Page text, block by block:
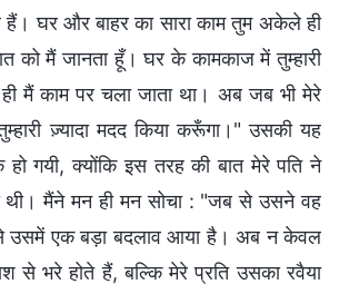
हैं। घर और बाहर का सारा काम तुम अकेले ही
को मैं जानता हूँ। घर के कामकाज में तुम्हारी
ही मैं काम पर चला जाता था। अब जब भी मेरे
ज़्यादा मदद किया करूँगा।" उसकी यह
गयी, क्योंकि इस तरह की बात मेरे पति ने
थी। मैंने मन ही मन सोचा : "जब से उसने वह
उसमें एक बड़ा बदलाव आया है। अब न केवल
से भरे होते हैं, बल्कि मेरे प्रति उसका रवैया